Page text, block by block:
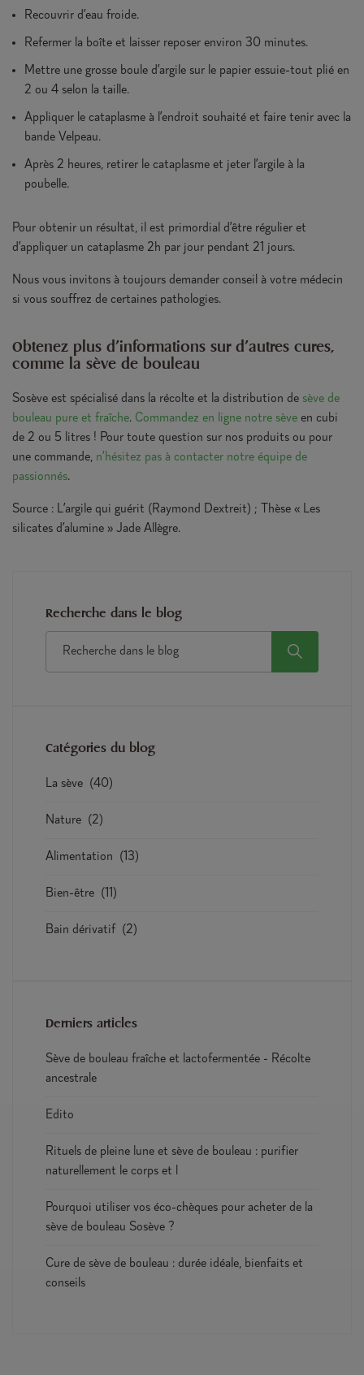
Recouvrir d’eau froide.
Refermer la boîte et laisser reposer environ 30 minutes.
Mettre une grosse boule d’argile sur le papier essuie-tout plié en
2 ou 4 selon la taille.
Appliquer le cataplasme à l’endroit souhaité et faire tenir avec la
bande Velpeau.
Après 2 heures, retirer le cataplasme et jeter l’argile à la
poubelle.
Pour obtenir un résultat, il est primordial d’être régulier et
d’appliquer un cataplasme 2h par jour pendant 21 jours.
Nous vous invitons à toujours demander conseil à votre médecin
si vous souffrez de certaines pathologies.
Obtenez plus d’informations sur d’autres cures,
comme la sève de bouleau
Sosève est spécialisé dans la récolte et la distribution de sève de
bouleau pure et fraîche. Commandez en ligne notre sève en cubi
de 2 ou 5 litres ! Pour toute question sur nos produits ou pour
une commande, n’hésitez pas à contacter notre équipe de
passionnés.
Source : L’argile qui guérit (Raymond Dextreit) ; Thèse « Les
silicates d’alumine » Jade Allègre.
Recherche dans le blog
Catégories du blog
La sève (40)
Nature (2)
Alimentation (13)
Bien-être (11)
Bain dérivatif (2)
Derniers articles
Sève de bouleau fraîche et lactofermentée - Récolte
ancestrale
Edito
Rituels de pleine lune et sève de bouleau : purifier
naturellement le corps et l
Pourquoi utiliser vos éco-chèques pour acheter de la
sève de bouleau Sosève ?
Cure de sève de bouleau : durée idéale, bienfaits et
conseils